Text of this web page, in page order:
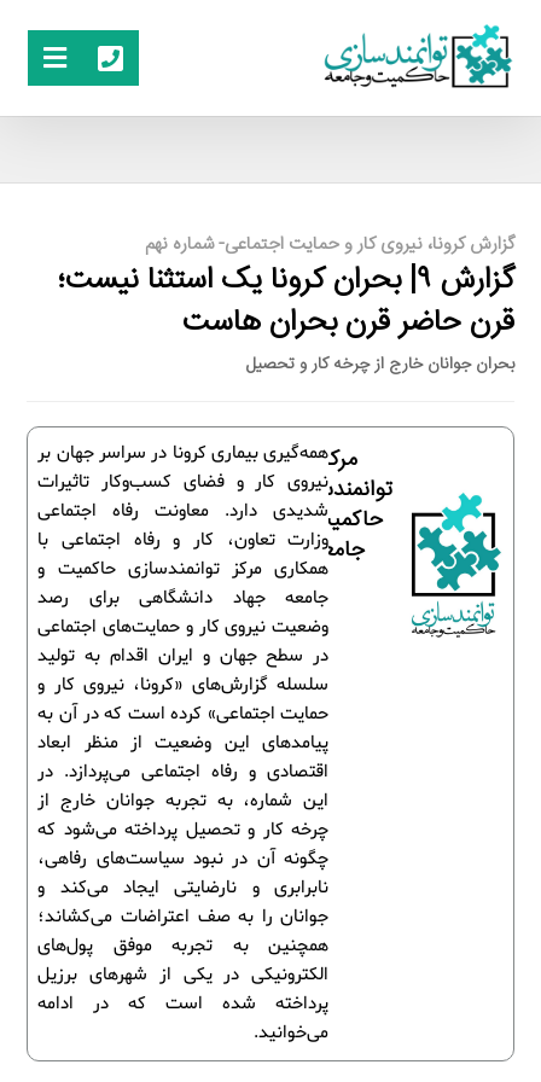
گزارش کرونا، نیروی کار و حمایت اجتماعی- شماره نهم
گزارش ۹| بحران کرونا یک استثنا نیست؛
قرن حاضر قرن بحران هاست
بحران جوانان خارج از چرخه کار و تحصیل
همه‌گیری بیماری کرونا در سراسر جهان بر
نیروی کار و فضای کسب‌وکار تاثیرات
شدیدی دارد. معاونت رفاه اجتماعی
وزارت تعاون، کار و رفاه اجتماعی با
همکاری مرکز توانمندسازی حاکمیت و
جامعه جهاد دانشگاهی برای رصد
وضعیت نیروی کار و حمایت‌های اجتماعی
در سطح جهان و ایران اقدام به تولید
سلسله گزارش‌های «کرونا، نیروی کار و
حمایت اجتماعی» کرده است که در آن به
پیامدهای این وضعیت از منظر ابعاد
اقتصادی و رفاه اجتماعی می‌پردازد. در
این شماره، به تجربه جوانان خارج از
چرخه کار و تحصیل پرداخته می‌شود که
چگونه آن در نبود سیاست‌های رفاهی،
نابرابری و نارضایتی ایجاد می‌کند و
جوانان را به صف اعتراضات می‌کشاند؛
همچنین به تجربه موفق پول‌های
الکترونیکی در یکی از شهرهای برزیل
پرداخته شده است که در ادامه
می‌خوانید.
مرکز
توانمندسازی
حاکمیت و
جامعه